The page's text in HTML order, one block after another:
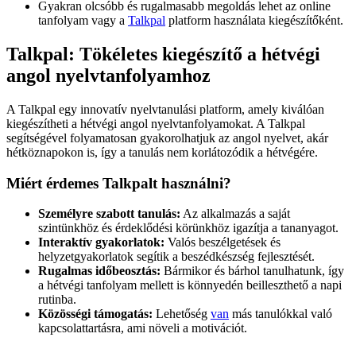
Gyakran olcsóbb és rugalmasabb megoldás lehet az online
tanfolyam vagy a Talkpal platform használata kiegészítőként.
Talkpal: Tökéletes kiegészítő a hétvégi
angol nyelvtanfolyamhoz
A Talkpal egy innovatív nyelvtanulási platform, amely kiválóan
kiegészítheti a hétvégi angol nyelvtanfolyamokat. A Talkpal
segítségével folyamatosan gyakorolhatjuk az angol nyelvet, akár
hétköznapokon is, így a tanulás nem korlátozódik a hétvégére.
Miért érdemes Talkpalt használni?
Személyre szabott tanulás: Az alkalmazás a saját
szintünkhöz és érdeklődési körünkhöz igazítja a tananyagot.
Interaktív gyakorlatok: Valós beszélgetések és
helyzetgyakorlatok segítik a beszédkészség fejlesztését.
Rugalmas időbeosztás: Bármikor és bárhol tanulhatunk, így
a hétvégi tanfolyam mellett is könnyedén beilleszthető a napi
rutinba.
Közösségi támogatás: Lehetőség van más tanulókkal való
kapcsolattartásra, ami növeli a motivációt.